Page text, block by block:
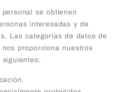
se obtienen
interesadas y de
Las categorías de datos de
proporciona nuestros